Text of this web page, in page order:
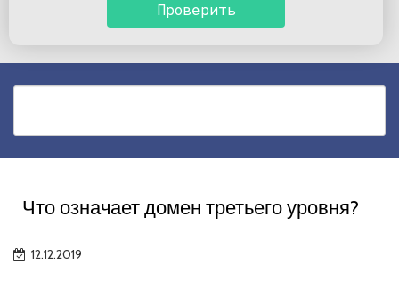
Проверить
Что означает домен третьего уровня?
12.12.2019